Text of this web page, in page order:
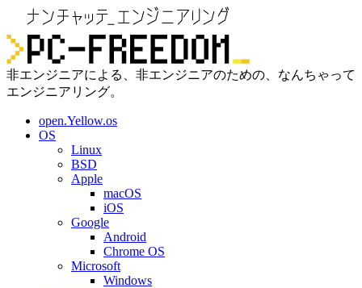
非エンジニアによる、非エンジニアのための、なんちゃって
エンジニアリング。
open.Yellow.os
OS
Linux
BSD
Apple
macOS
iOS
Google
Android
Chrome OS
Microsoft
Windows